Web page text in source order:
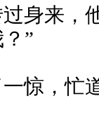
身来，
”
惊，忙